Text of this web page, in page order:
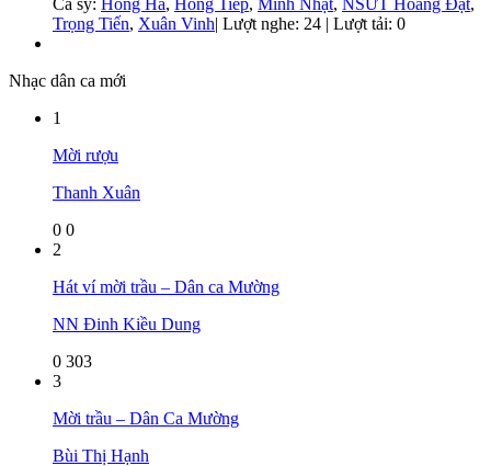
Trọng Tiến, Xuân Vinh| Lượt nghe: 24 | Lượt tải: 0
Nhạc dân ca mới
1
Mời rượu
Thanh Xuân
0 0
2
Hát ví mời trầu – Dân ca Mường
NN Đinh Kiều Dung
0 303
3
Mời trầu – Dân Ca Mường
Bùi Thị Hạnh